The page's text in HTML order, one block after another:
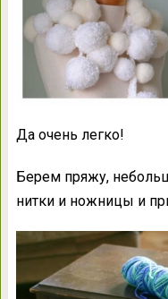
Да очень легко!
Берем пряжу,
нитки и ножницы и